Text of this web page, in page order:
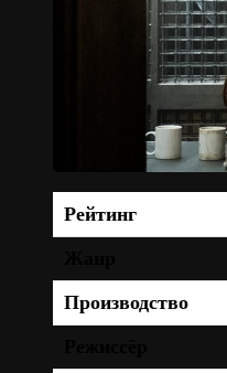
Рейтинг
Производство